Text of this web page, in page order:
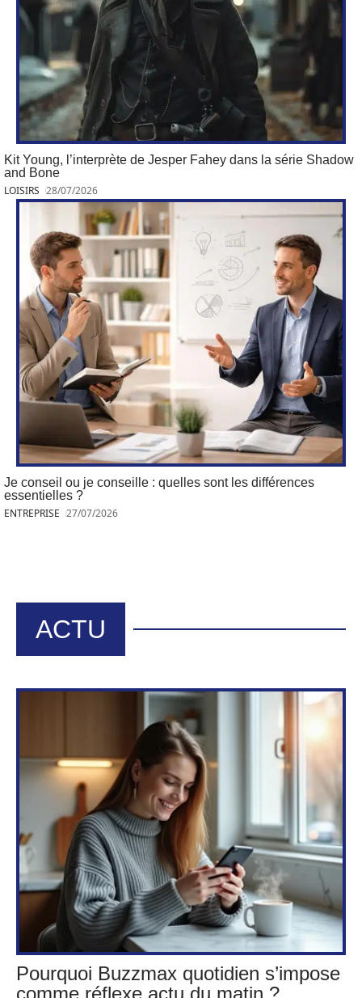
Kit Young, l’interprète de Jesper Fahey dans la série Shadow
and Bone
LOISIRS 28/07/2026
Je conseil ou je conseille : quelles sont les différences
essentielles ?
ENTREPRISE 27/07/2026
ACTU
Pourquoi Buzzmax quotidien s’impose
comme réflexe actu du matin ?